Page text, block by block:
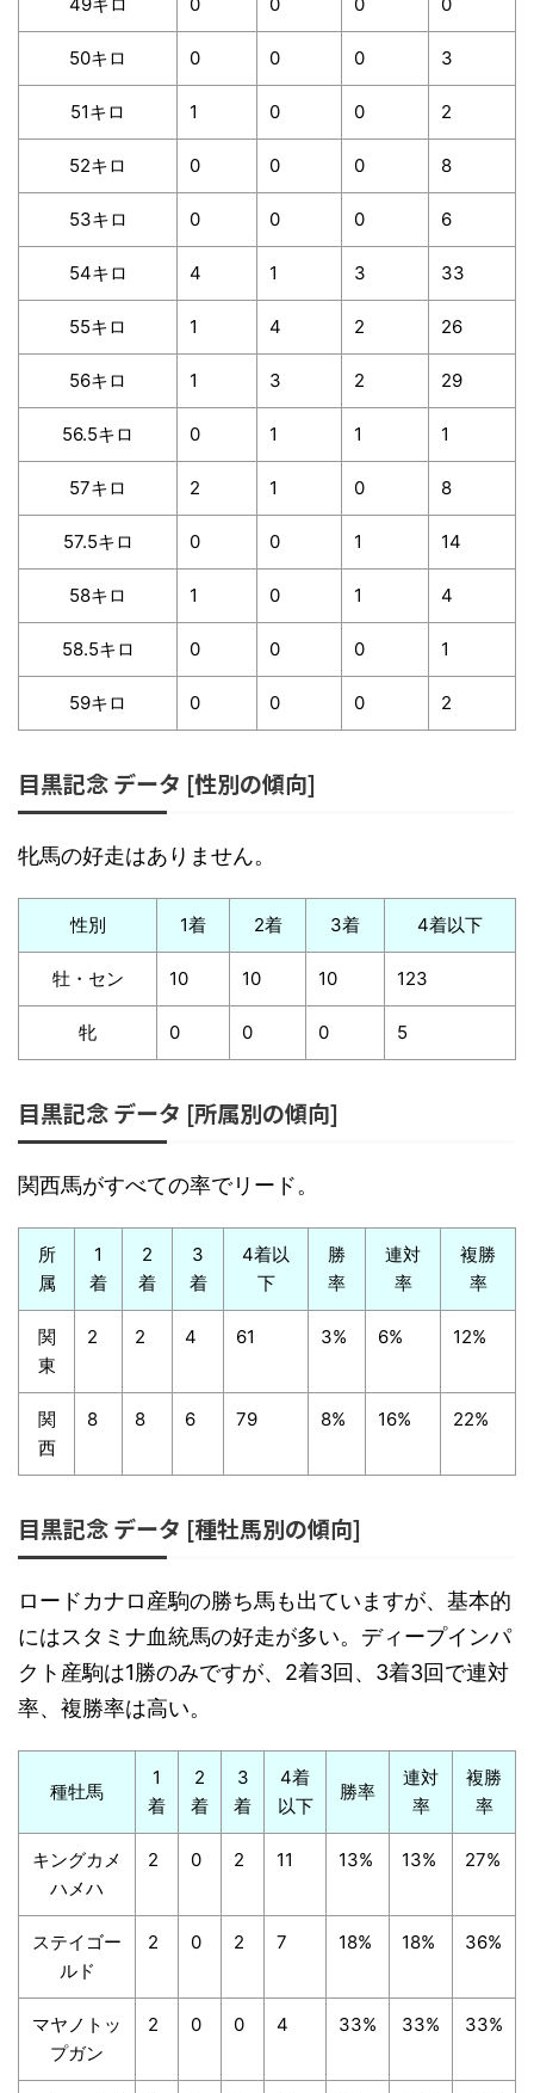
50キロ 0 0 0 3
51キロ 1 0 0 2
52キロ 0 0 0 8
53キロ 0 0 0 6
54キロ 4 1 3 33
55キロ 1 4 2 26
56キロ 1 3 2 29
56.5キロ 0 1 1 1
57キロ 2 1 0 8
57.5キロ 0 0 1 14
58キロ 1 0 1 4
58.5キロ 0 0 0 1
59キロ 0 0 0 2
目黒記念 データ [性別の傾向]
牝馬の好走はありません。
性別 1着 2着 3着 4着以下
牡・セン 10 10 10 123
牝 0 0 0 5
目黒記念 データ [所属別の傾向]
関西馬がすべての率でリード。
所
属
1
着
2
着
3
着
4着以
下
勝
率
連対
率
複勝
率
関
東
2 2 4 61 3% 6% 12%
関
西
8 8 6 79 8% 16% 22%
目黒記念 データ [種牡馬別の傾向]
ロードカナロ産駒の勝ち馬も出ていますが、基本的
にはスタミナ血統馬の好走が多い。ディープインパ
クト産駒は1勝のみですが、2着3回、3着3回で連対
率、複勝率は高い。
種牡馬
1
着
2
着
3
着
4着
以下
勝率
連対
率
複勝
率
キングカメ
ハメハ
2 0 2 11 13% 13% 27%
ステイゴー
ルド
2 0 2 7 18% 18% 36%
マヤノトッ
プガン
2 0 0 4 33% 33% 33%